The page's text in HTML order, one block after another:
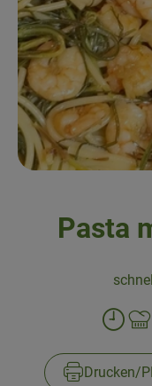
Obst & Gemüse
Kühltheke
Backwaren
Naturwaren
Gutscheine &
Über uns
Pasta
Drucken​/​